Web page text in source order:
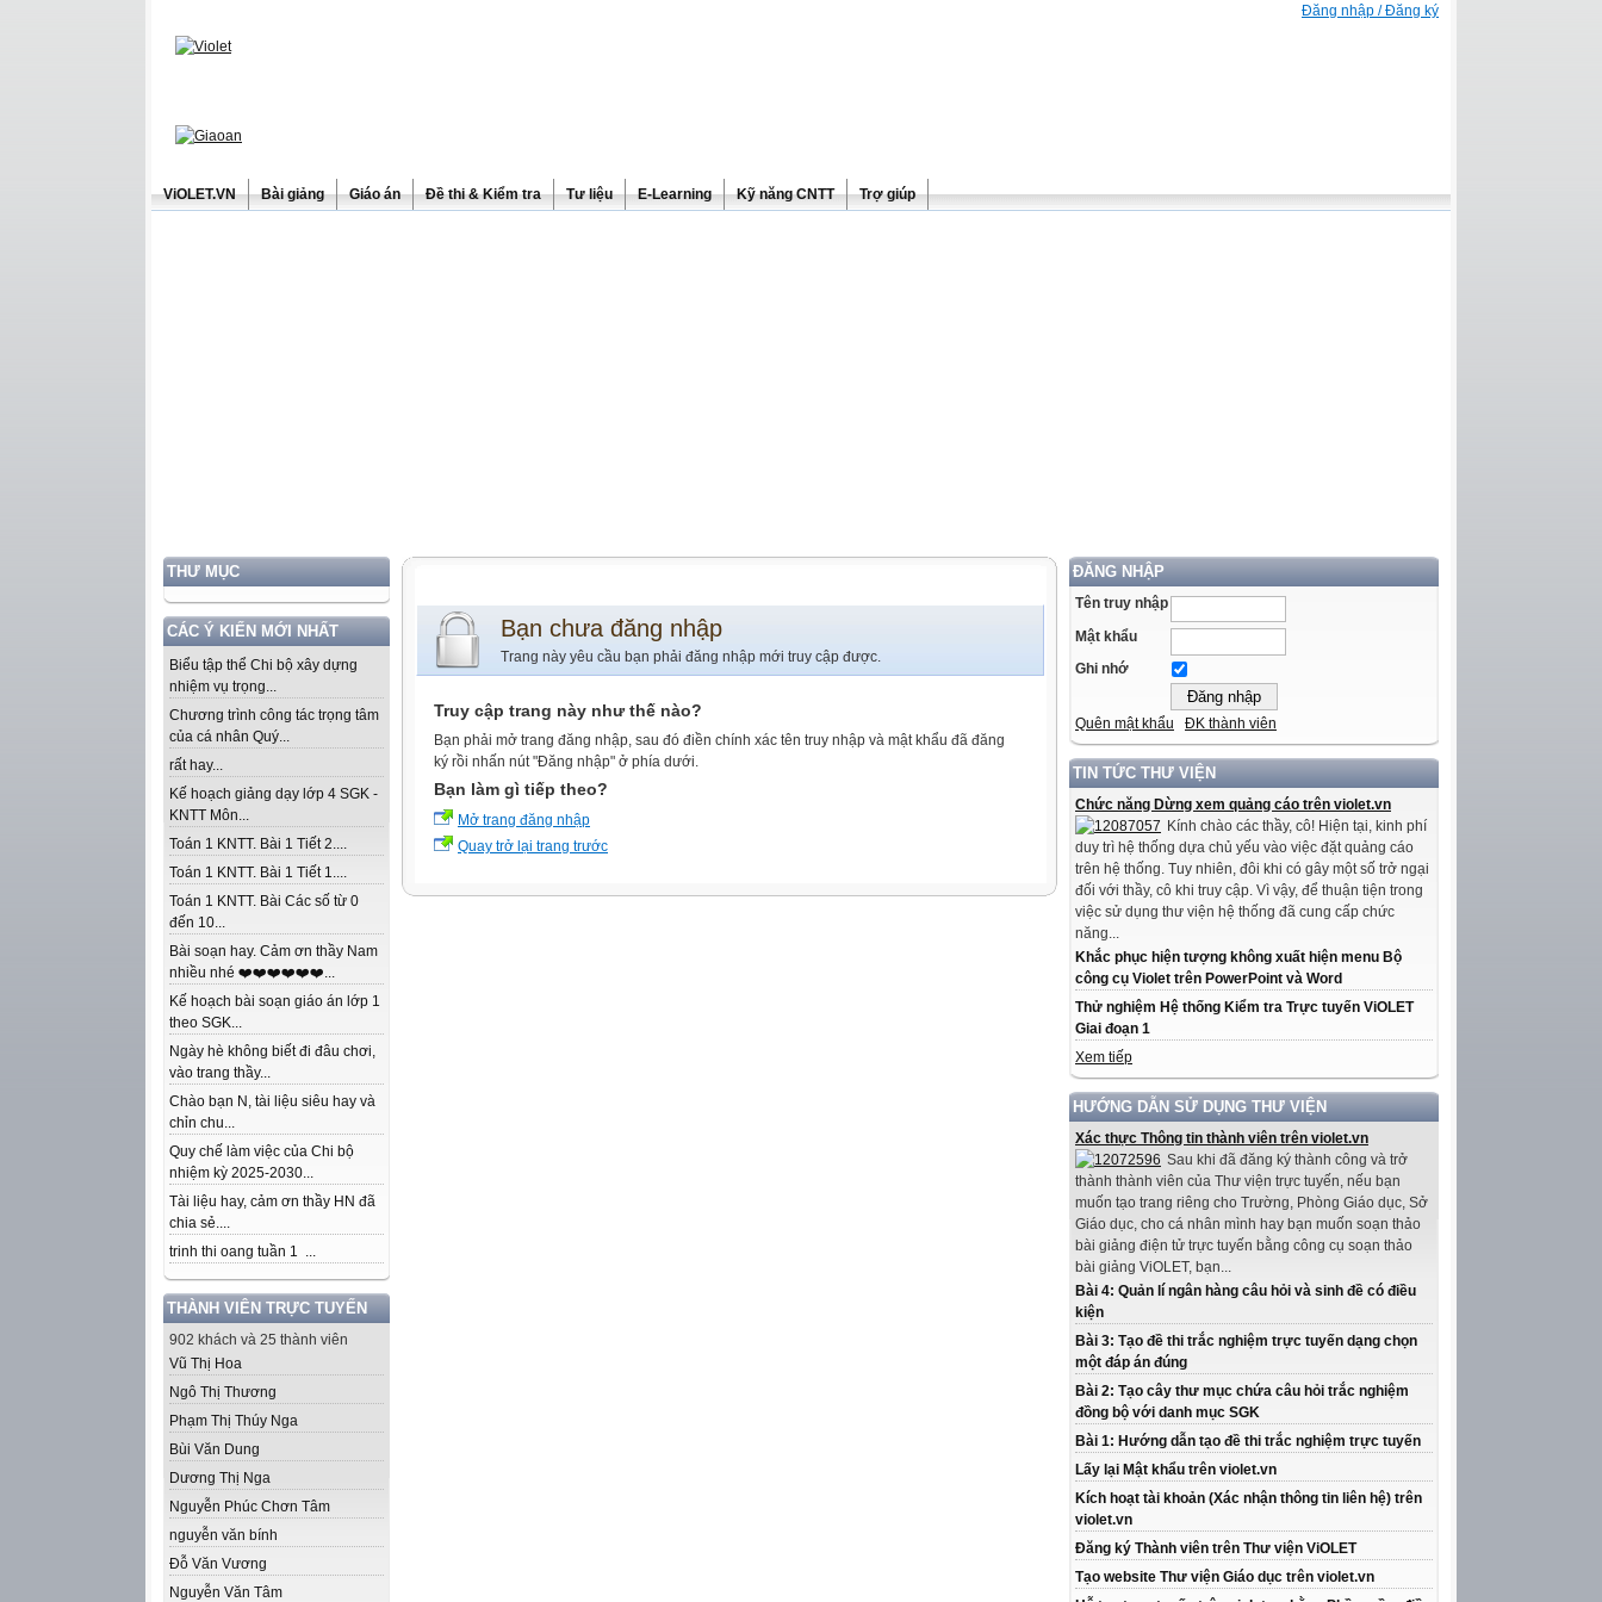
Đăng nhập / Đăng ký
ViOLET.VN Bài giảng Giáo án Đề thi & Kiểm tra Tư liệu E-Learning Kỹ năng CNTT Trợ giúp
THƯ MỤC
CÁC Ý KIẾN MỚI NHẤT
Biểu tập thể Chi bộ xây dựng
nhiệm vụ trọng...
Chương trình công tác trọng tâm
của cá nhân Quý...
rất hay...
Kế hoạch giảng dạy lớp 4 SGK -
KNTT Môn...
Toán 1 KNTT. Bài 1 Tiết 2....
Toán 1 KNTT. Bài 1 Tiết 1....
Toán 1 KNTT. Bài Các số từ 0
đến 10...
Bài soạn hay. Cảm ơn thầy Nam
nhiều nhé ❤️❤️❤️❤️❤️❤️...
Kế hoạch bài soạn giáo án lớp 1
theo SGK...
Ngày hè không biết đi đâu chơi,
vào trang thầy...
Chào bạn N, tài liệu siêu hay và
chỉn chu...
Quy chế làm việc của Chi bộ
nhiệm kỳ 2025-2030...
Tài liệu hay, cảm ơn thầy HN đã
chia sẻ....
trinh thi oang tuần 1 ...
THÀNH VIÊN TRỰC TUYẾN
902 khách và 25 thành viên
Vũ Thị Hoa
Ngô Thị Thương
Phạm Thị Thúy Nga
Bùi Văn Dung
Dương Thị Nga
Nguyễn Phúc Chơn Tâm
nguyễn văn bính
Đỗ Văn Vương
Nguyễn Văn Tâm
ĐĂNG NHẬP
Tên truy nhập
Mật khẩu
Ghi nhớ
Quên mật khẩu ĐK thành viên
TIN TỨC THƯ VIỆN
Chức năng Dừng xem quảng cáo trên violet.vn
Kính chào các thầy, cô! Hiện tại, kinh phí
duy trì hệ thống dựa chủ yếu vào việc đặt quảng cáo
trên hệ thống. Tuy nhiên, đôi khi có gây một số trở ngại
đối với thầy, cô khi truy cập. Vì vậy, để thuận tiện trong
việc sử dụng thư viện hệ thống đã cung cấp chức
năng...
Khắc phục hiện tượng không xuất hiện menu Bộ
công cụ Violet trên PowerPoint và Word
Thử nghiệm Hệ thống Kiểm tra Trực tuyến ViOLET
Giai đoạn 1
Xem tiếp
HƯỚNG DẪN SỬ DỤNG THƯ VIỆN
Xác thực Thông tin thành viên trên violet.vn
Sau khi đã đăng ký thành công và trở
thành thành viên của Thư viện trực tuyến, nếu bạn
muốn tạo trang riêng cho Trường, Phòng Giáo dục, Sở
Giáo dục, cho cá nhân mình hay bạn muốn soạn thảo
bài giảng điện tử trực tuyến bằng công cụ soạn thảo
bài giảng ViOLET, bạn...
Bài 4: Quản lí ngân hàng câu hỏi và sinh đề có điều
kiện
Bài 3: Tạo đề thi trắc nghiệm trực tuyến dạng chọn
một đáp án đúng
Bài 2: Tạo cây thư mục chứa câu hỏi trắc nghiệm
đồng bộ với danh mục SGK
Bài 1: Hướng dẫn tạo đề thi trắc nghiệm trực tuyến
Lấy lại Mật khẩu trên violet.vn
Kích hoạt tài khoản (Xác nhận thông tin liên hệ) trên
violet.vn
Đăng ký Thành viên trên Thư viện ViOLET
Tạo website Thư viện Giáo dục trên violet.vn
Bạn chưa đăng nhập
Trang này yêu cầu bạn phải đăng nhập mới truy cập được.
Truy cập trang này như thế nào?
Bạn phải mở trang đăng nhập, sau đó điền chính xác tên truy nhập và mật khẩu đã đăng
ký rồi nhấn nút "Đăng nhập" ở phía dưới.
Bạn làm gì tiếp theo?
Mở trang đăng nhập
Quay trở lại trang trước